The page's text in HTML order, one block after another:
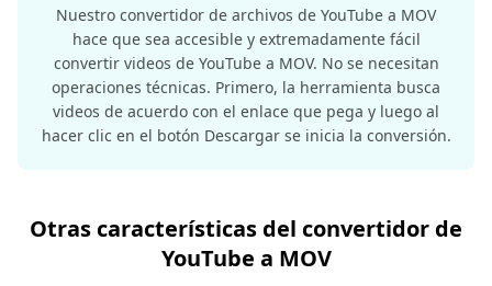
Nuestro convertidor de archivos de YouTube a MOV
hace que sea accesible y extremadamente fácil
convertir videos de YouTube a MOV. No se necesitan
operaciones técnicas. Primero, la herramienta busca
videos de acuerdo con el enlace que pega y luego al
hacer clic en el botón Descargar se inicia la conversión.
Otras características del convertidor de
YouTube a MOV